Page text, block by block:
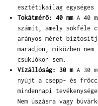
esztétikailag
Tokátmérő: 40 mmA 40
számít, amely sokféle
arányos méret
maradjon, miközben
csuklókon sem.
Vízállóság: 30 mA 30
nyújt a csepp- és
mindennapi
Nem úszásra vagy